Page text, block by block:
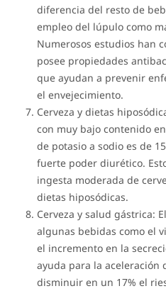
diferencia del resto de
empleo del lúpulo como
Numerosos estudios han
posee propiedades
que ayudan a prevenir
el envejecimiento.
Cerveza y dietas
con muy bajo contenido
de potasio a sodio es de
fuerte poder diurético.
ingesta moderada de
dietas hiposódicas.
Cerveza y salud gástrica:
algunas bebidas como el
el incremento en la
ayuda para la aceleración
disminuir en un 17% el